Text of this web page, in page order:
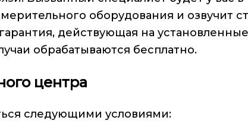
оборудования и озвучит
действующая на
обрабатываются бесплатно.
центра
следующими условиями: